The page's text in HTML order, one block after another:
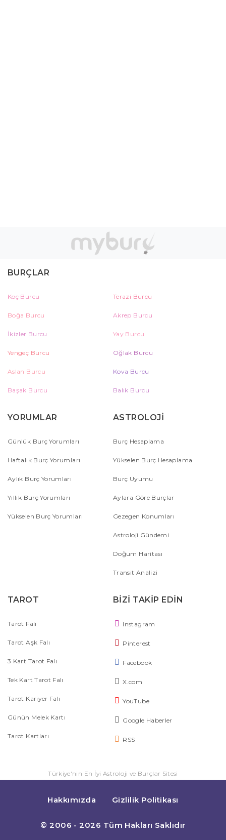
BURÇLAR
Koç Burcu Terazi Burcu
Boğa Burcu Akrep Burcu
İkizler Burcu Yay Burcu
Yengeç Burcu Oğlak Burcu
Aslan Burcu Kova Burcu
Başak Burcu Balık Burcu
YORUMLAR
Günlük Burç Yorumları
Haftalık Burç Yorumları
Aylık Burç Yorumları
Yıllık Burç Yorumları
Yükselen Burç Yorumları
ASTROLOJİ
Burç Hesaplama
Yükselen Burç Hesaplama
Burç Uyumu
Aylara Göre Burçlar
Gezegen Konumları
Astroloji Gündemi
Doğum Haritası
Transit Analizi
TAROT
Tarot Falı
Tarot Aşk Falı
3 Kart Tarot Falı
Tek Kart Tarot Falı
Tarot Kariyer Falı
Günün Melek Kartı
Tarot Kartları
BİZİ TAKİP EDİN
Instagram
Pinterest
Facebook
X.com
YouTube
Google Haberler
RSS
Türkiye'nin En İyi Astroloji ve Burçlar Sitesi
Hakkımızda Gizlilik Politikası
© 2006 - 2026 Tüm Hakları Saklıdır